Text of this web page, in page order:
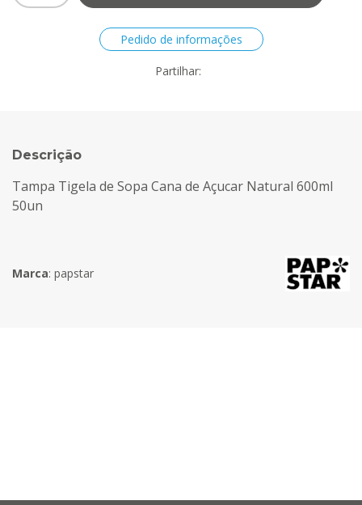
Pedido de informações
Partilhar:
Descrição
Tampa Tigela de Sopa Cana de Açucar Natural 600ml
50un
Marca: papstar